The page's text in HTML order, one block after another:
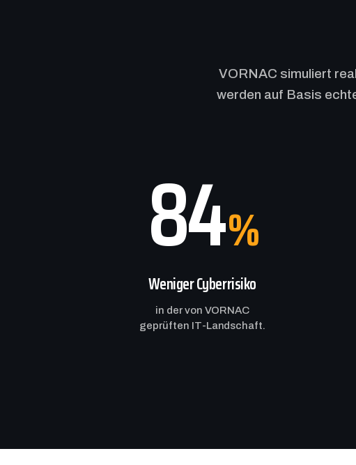
VORNAC simuliert
werden auf Basis
84%
Weniger Cyberrisiko
in der von VORNAC
geprüften IT-Landschaft.